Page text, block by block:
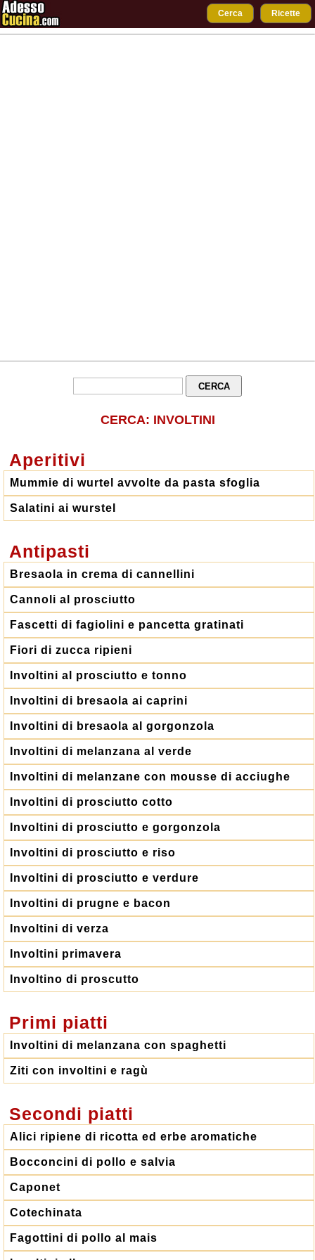
Cerca Ricette
CERCA: INVOLTINI
Aperitivi
Mummie di wurtel avvolte da pasta sfoglia
Salatini ai wurstel
Antipasti
Bresaola in crema di cannellini
Cannoli al prosciutto
Fascetti di fagiolini e pancetta gratinati
Fiori di zucca ripieni
Involtini al prosciutto e tonno
Involtini di bresaola ai caprini
Involtini di bresaola al gorgonzola
Involtini di melanzana al verde
Involtini di melanzane con mousse di acciughe
Involtini di prosciutto cotto
Involtini di prosciutto e gorgonzola
Involtini di prosciutto e riso
Involtini di prosciutto e verdure
Involtini di prugne e bacon
Involtini di verza
Involtini primavera
Involtino di proscutto
Primi piatti
Involtini di melanzana con spaghetti
Ziti con involtini e ragù
Secondi piatti
Alici ripiene di ricotta ed erbe aromatiche
Bocconcini di pollo e salvia
Caponet
Cotechinata
Fagottini di pollo al mais